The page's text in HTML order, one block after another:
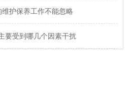
护保养工作不能忽略
要受到哪几个因素干扰